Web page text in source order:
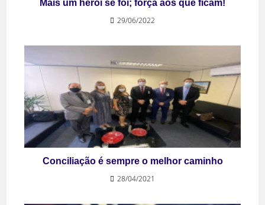
Mais um herói se foi; força aos que ficam!
29/06/2022
Conciliação é sempre o melhor caminho
28/04/2021